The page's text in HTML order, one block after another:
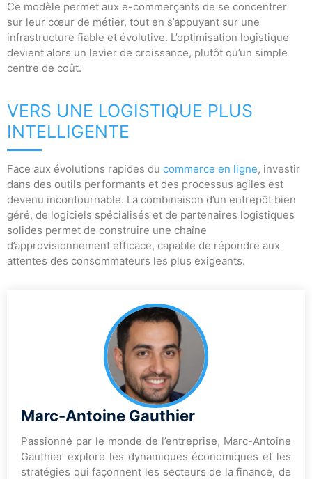
Ce modèle permet aux e-commerçants de se concentrer
sur leur cœur de métier, tout en s’appuyant sur une
infrastructure fiable et évolutive. L’optimisation logistique
devient alors un levier de croissance, plutôt qu’un simple
centre de coût.
VERS UNE LOGISTIQUE PLUS
INTELLIGENTE
Face aux évolutions rapides du commerce en ligne, investir
dans des outils performants et des processus agiles est
devenu incontournable. La combinaison d’un entrepôt bien
géré, de logiciels spécialisés et de partenaires logistiques
solides permet de construire une chaîne
d’approvisionnement efficace, capable de répondre aux
attentes des consommateurs les plus exigeants.
Marc-Antoine Gauthier
Passionné par le monde de l’entreprise, Marc-Antoine
Gauthier explore les dynamiques économiques et les
stratégies qui façonnent les secteurs de la finance, de